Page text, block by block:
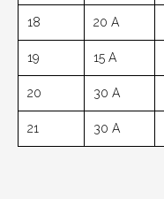
18 20 A
19 15 A
20 30 A
21 30 A